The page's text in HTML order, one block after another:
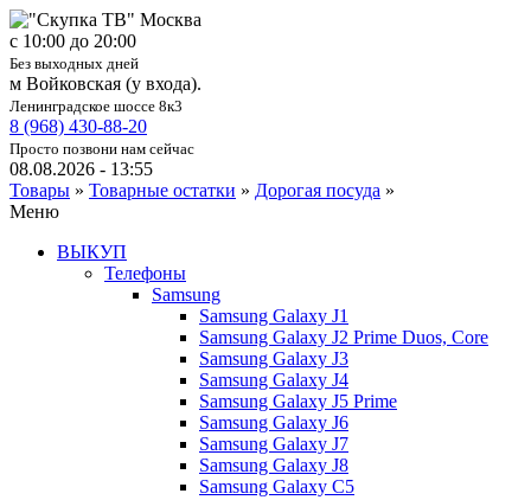
c 10:00 до 20:00
Без выходных дней
м Войковская (у входа).
Ленинградское шоссе 8к3
8 (968) 430-88-20
Просто позвони нам сейчас
08.08.2026 - 13:55
Товары » Товарные остатки » Дорогая посуда »
Меню
ВЫКУП
Телефоны
Samsung
Samsung Galaxy J1
Samsung Galaxy J2 Prime Duos, Core
Samsung Galaxy J3
Samsung Galaxy J4
Samsung Galaxy J5 Prime
Samsung Galaxy J6
Samsung Galaxy J7
Samsung Galaxy J8
Samsung Galaxy C5